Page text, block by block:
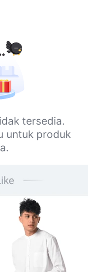
tersedia.
untuk produk